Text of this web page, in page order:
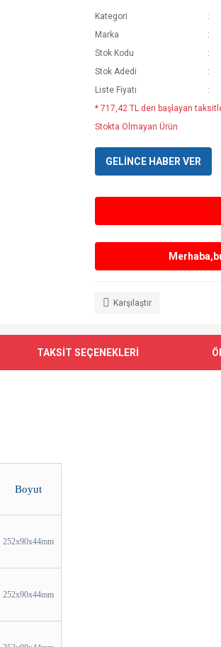
Kategori
Marka
Stok Kodu
Stok Adedi
Liste Fiyatı
* 717,42 TL den başlayan
Stokta Olmayan Ürün
GELİNCE HABER VER
Karşılaştır
TAKSİT SEÇENEKLERİ
Boyut
252x90x44mm
252x90x44mm